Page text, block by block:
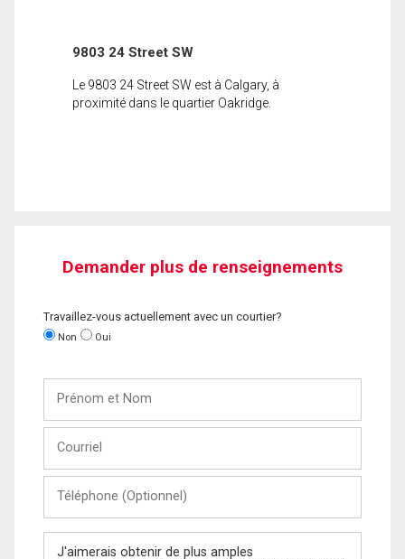
9803 24 Street SW
Le 9803 24 Street SW est à Calgary, à
proximité dans le quartier Oakridge.
Demander plus de renseignements
Travaillez-vous actuellement avec un courtier?
Non Oui
Nom
(Optionnel)
Message